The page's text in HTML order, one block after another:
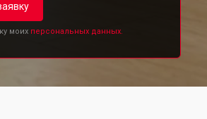
моих персональных данных.